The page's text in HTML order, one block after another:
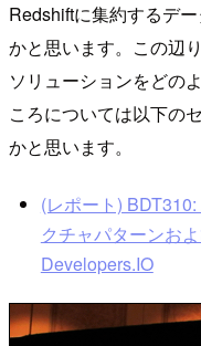
Redshiftに集約するデ
かと思います。この辺
ソリューションをどの
ころについては以下の
かと思います。
(レポート)
クチャパターンお
Developers.IO